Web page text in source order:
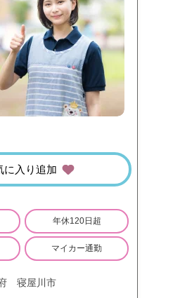
に入り追加
年休120日超
マイカー通勤
寝屋川市